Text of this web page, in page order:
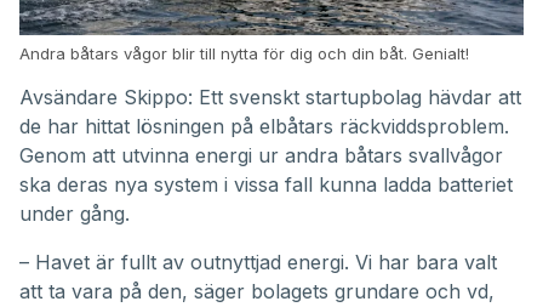
Andra båtars vågor blir till nytta för dig och din båt. Genialt!
Avsändare Skippo: Ett svenskt startupbolag hävdar att
de har hittat lösningen på elbåtars räckviddsproblem.
Genom att utvinna energi ur andra båtars svallvågor
ska deras nya system i vissa fall kunna ladda batteriet
under gång.
– Havet är fullt av outnyttjad energi. Vi har bara valt
att ta vara på den, säger bolagets grundare och vd,